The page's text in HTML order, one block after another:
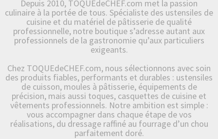
Depuis 2010, TOQUEdeCHEF.com met la passion
culinaire à la portée de tous. Spécialiste des ustensiles de
cuisine et du matériel de pâtisserie de qualité
professionnelle, notre boutique s’adresse autant aux
professionnels de la gastronomie qu’aux particuliers
exigeants.
Chez TOQUEdeCHEF.com, nous sélectionnons avec soin
des produits fiables, performants et durables : ustensiles
de cuisson, moules à pâtisserie, équipements de
précision, mais aussi toques, casquettes de cuisine et
vêtements professionnels. Notre ambition est simple :
vous accompagner dans chaque étape de vos
réalisations, du dressage raffiné au fourrage d’un chou
parfaitement doré.